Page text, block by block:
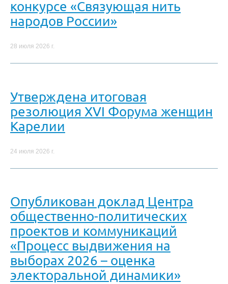
конкурсе «Связующая нить
народов России»
28 июля 2026 г.
Утверждена итоговая
резолюция XVI Форума женщин
Карелии
24 июля 2026 г.
Опубликован доклад Центра
общественно-политических
проектов и коммуникаций
«Процесс выдвижения на
выборах 2026 – оценка
электоральной динамики»